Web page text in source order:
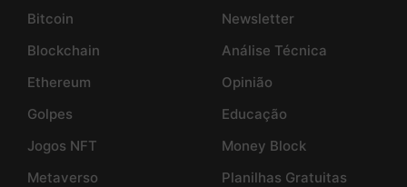
Bitcoin
Blockchain
Ethereum
Golpes
Jogos NFT
Metaverso
Newsletter
Análise Técnica
Opinião
Educação
Money Block
Planilhas Gratuitas